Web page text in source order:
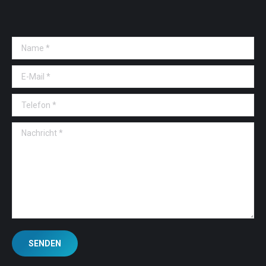
Name *
E-Mail *
Telefon *
Nachricht *
SENDEN